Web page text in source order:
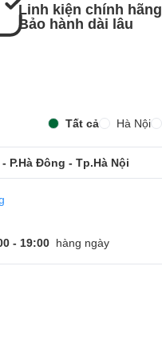
Linh kiện chính hãng
Bảo hành dài lâu
Tất cả Hà Nội
P.Hà Đông - Tp.Hà Nội
- 19:00 hàng ngày